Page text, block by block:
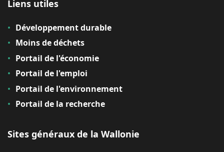
Liens utiles
Développement durable
Moins de déchets
Portail de l'économie
Portail de l'emploi
Portail de l'environnement
Portail de la recherche
Sites généraux de la Wallonie